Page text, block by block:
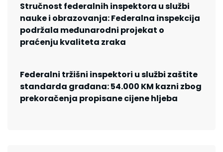
Stručnost federalnih inspektora u službi
nauke i obrazovanja: Federalna inspekcija
podržala međunarodni projekat o
praćenju kvaliteta zraka
Federalni tržišni inspektori u službi zaštite
standarda građana: 54.000 KM kazni zbog
prekoračenja propisane cijene hljeba